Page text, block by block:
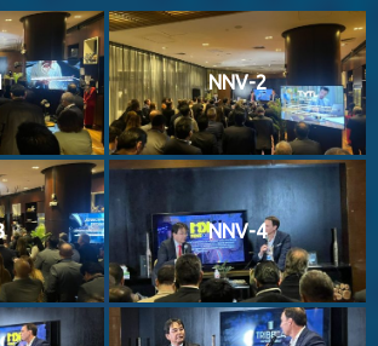
NNV-2
NNV-4